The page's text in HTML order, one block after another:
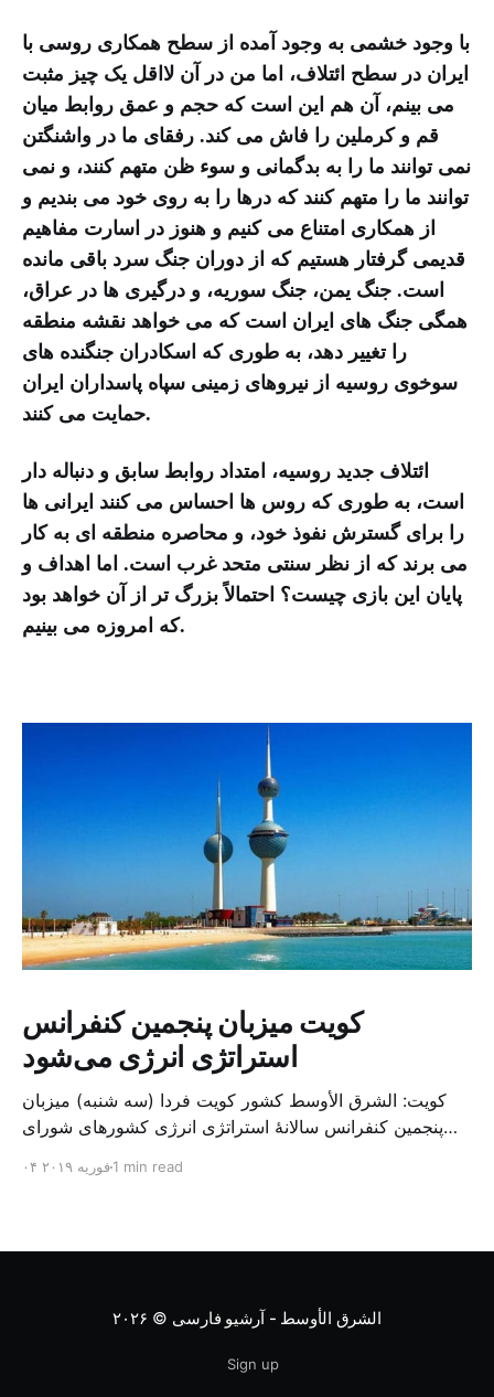
با وجود خشمی به وجود آمده از سطح همکاری روسی با
ایران در سطح ائتلاف، اما من در آن لااقل یک چیز مثبت
می بینم، آن هم این است که حجم و عمق روابط میان
قم و کرملین را فاش می کند. رفقای ما در واشنگتن
نمی توانند ما را به بدگمانی و سوء ظن متهم کنند، و نمی
توانند ما را متهم کنند که درها را به روی خود می بندیم و
از همکاری امتناع می کنیم و هنوز در اسارت مفاهیم
قدیمی گرفتار هستیم که از دوران جنگ سرد باقی مانده
است. جنگ یمن، جنگ سوریه، و درگیری ها در عراق،
همگی جنگ های ایران است که می خواهد نقشه منطقه
را تغییر دهد، به طوری که اسکادران جنگنده های
سوخوی روسیه از نیروهای زمینی سپاه پاسداران ایران
حمایت می کنند.
ائتلاف جدید روسیه، امتداد روابط سابق و دنباله دار
است، به طوری که روس ها احساس می کنند ایرانی ها
را برای گسترش نفوذ خود، و محاصره منطقه ای به کار
می برند که از نظر سنتی متحد غرب است. اما اهداف و
پایان این بازی چیست؟ احتمالاً بزرگ تر از آن خواهد بود
که امروزه می بینیم.
کویت میزبان پنجمین کنفرانس
استراتژی انرژی می‌شود
کویت: الشرق الأوسط کشور کویت فردا (سه شنبه) میزبان
پنجمین کنفرانس سالانهٔ استراتژی انرژی کشورهای شورای
متخصص از شرکت‌های جهانی نفت و گاز در این کنفرانس
۰۴ فوریه ۲۰۱۹1 min read
الشرق الأوسط - آرشیو فارسی © ۲۰۲۶
Sign up